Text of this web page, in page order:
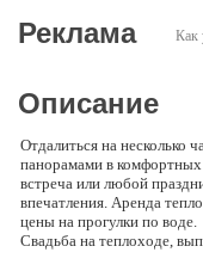
Как
Реклама
Описание
Отдалиться на несколько
панорамами в комфортных
встреча или любой
впечатления. Аренда
цены на прогулки по воде.
Свадьба на теплоходе,